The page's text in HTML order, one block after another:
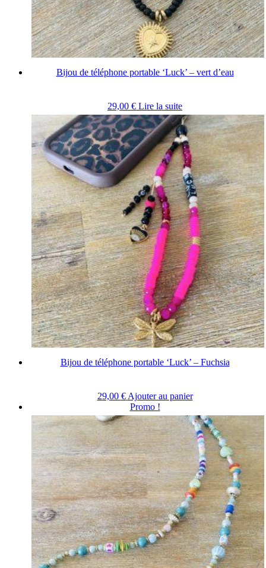
Bijou de téléphone portable ‘Luck’ – vert d’eau
29,00 € Lire la suite
Bijou de téléphone portable ‘Luck’ – Fuchsia
29,00 € Ajouter au panier
Promo !